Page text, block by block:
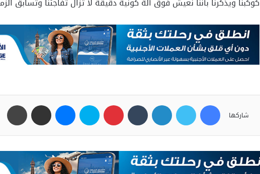
شاركها
فيسبوك تويتر لينكدإن بينتيريست سكايب ماسنجر مشاركة عبر البريد